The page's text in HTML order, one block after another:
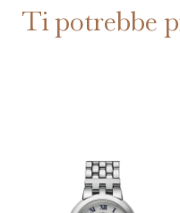
Ti potrebbe